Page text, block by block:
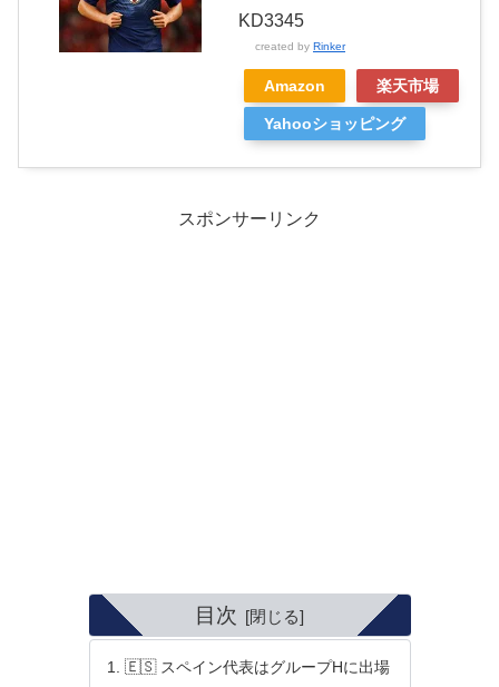
KD3345
created by Rinker
Amazon 楽天市場
Yahooショッピング
スポンサーリンク
目次
🇪🇸 スペイン代表はグループHに出場